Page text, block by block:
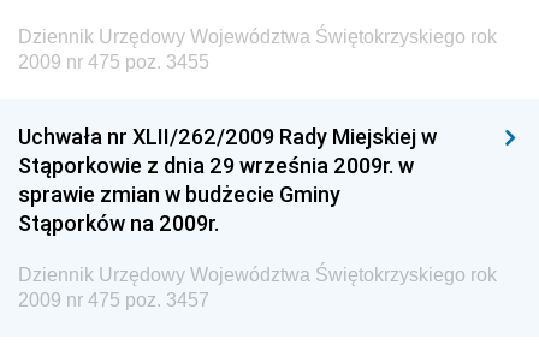
Dziennik Urzędowy Ministra Energii
Dziennik Urzędowy Ministra Sprawiedliwości
Dziennik Urzędowy Ministra Rozwoju i Finansów
Dziennik Urzędowy Wyższego Urzędu Górniczego
Dziennik Urzędowy Prezesa Urzędu Transportu
Kolejowego
Dziennik Urzędowy Województwa Świętokrzyskiego rok
2009 nr 475 poz. 3455
Uchwała nr XLII/262/2009 Rady Miejskiej w
Stąporkowie z dnia 29 września 2009r. w
sprawie zmian w budżecie Gminy
Stąporków na 2009r.
Dziennik Urzędowy Województwa Świętokrzyskiego rok
2009 nr 475 poz. 3457